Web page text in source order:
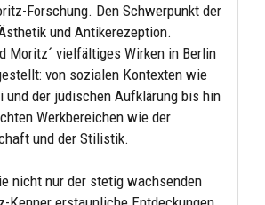
Forschung. Den Schwerpunkt der
und Antikerezeption.
Moritz´ vielfältiges Wirken in Berlin
von sozialen Kontexten wie
und der jüdischen Aufklärung bis hin
Werkbereichen wie der
und der Stilistik.
nicht nur der stetig wachsenden